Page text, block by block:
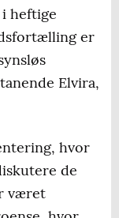
heftige
er
Elvira,
hvor
de
været